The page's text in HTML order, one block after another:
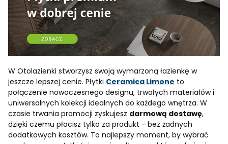
W Otolazienki stworzysz swoją wymarzoną łazienkę w
jeszcze lepszej cenie. Płytki Ceramica Limone to
połączenie nowoczesnego designu, trwałych materiałów i
uniwersalnych kolekcji idealnych do każdego wnętrza. W
czasie trwania promocji zyskujesz darmową dostawę,
dzięki czemu płacisz tylko za produkt - bez żadnych
dodatkowych kosztów. To najlepszy moment, by wybrać